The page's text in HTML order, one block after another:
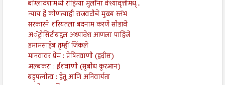
बांग्लादेशामध्ये रोहिंग्या मुलींना वेश्यावृत्तीमध्...
न्याय हे कोणत्याही राजवटीचे मुख्य स्तंभ
सरकारने शरियतला बदनाम करणे सोडावे
अॅट्रोसिटीबद्दल अध्यादेश आणला पाहिजे
इमामसाहेब तुम्हीं जिंकले
मानवावर प्रेम : प्रेषितवाणी (हदीस)
अल्बकरा : ईशवाणी (सुबोध कुरआन)
बहुपत्नीत्व : हेतू आणि अनिवार्यता